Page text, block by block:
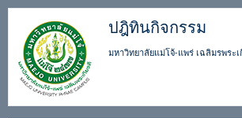
ปฎิทินกิจกรรม
มหาวิทยาลัยแม่โจ้-แพร่ เฉลิมรพระ